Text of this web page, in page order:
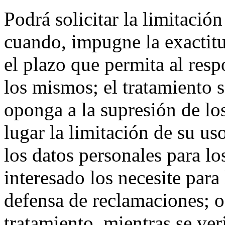
Podrá solicitar la
cuando, impugne la
el plazo que permita al
los mismos; el tratamiento
oponga a la supresión de
lugar la limitación de su
los datos personales para
interesado los necesite
defensa de reclamaciones;